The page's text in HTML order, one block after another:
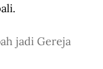
jadi Gereja